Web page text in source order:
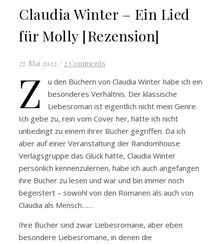
Claudia Winter – Ein Lied
für Molly [Rezension]
27. Mai 2022 / 2 Comments
Z
u den Büchern von Claudia Winter habe ich ein
besonderes Verhältnis. Der klassische
Liebesroman ist eigentlich nicht mein Genre.
Ich gebe zu, rein vom Cover her, hätte ich nicht
unbedingt zu einem ihrer Bücher gegriffen. Da ich
aber auf einer Veranstaltung der Randomhouse
Verlagsgruppe das Glück hatte, Claudia Winter
persönlich kennenzulernen, habe ich auch angefangen
ihre Bücher zu lesen und war und bin immer noch
begeistert – sowohl von den Romanen als auch von
Claudia als Mensch……
Ihre Bücher sind zwar Liebesromane, aber eben
besondere Liebesromane, in denen die